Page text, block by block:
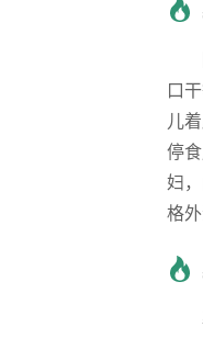
口
儿
停
妇
格